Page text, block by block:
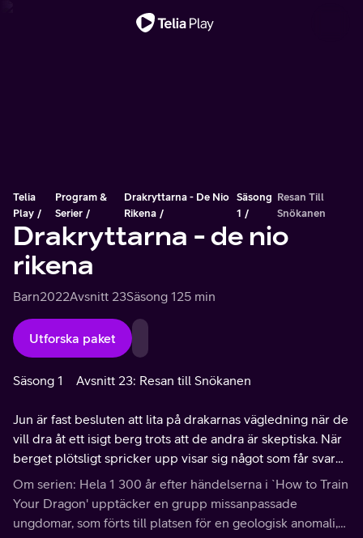
Telia
Play
Program &
Serier
Drakryttarna - De Nio
Rikena
Säsong
1
Resan Till
Snökanen
Drakryttarna - de nio
rikena
Barn2022Avsnitt 23Säsong 125 min
Utforska paket
Säsong 1 Avsnitt 23: Resan till Snökanen
Jun är fast besluten att lita på drakarnas vägledning när de
vill dra åt ett isigt berg trots att de andra är skeptiska. När
berget plötsligt spricker upp visar sig något som får svar
på var Junes drakar kommer ifrån.
Om serien: Hela 1 300 år efter händelserna i `How to Train
Your Dragon' upptäcker en grupp missanpassade
ungdomar, som förts till platsen för en geologisk anomali,